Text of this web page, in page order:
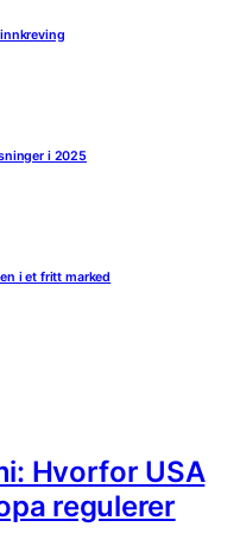
i 2025
i et fritt marked
Hvorfor USA
regulerer